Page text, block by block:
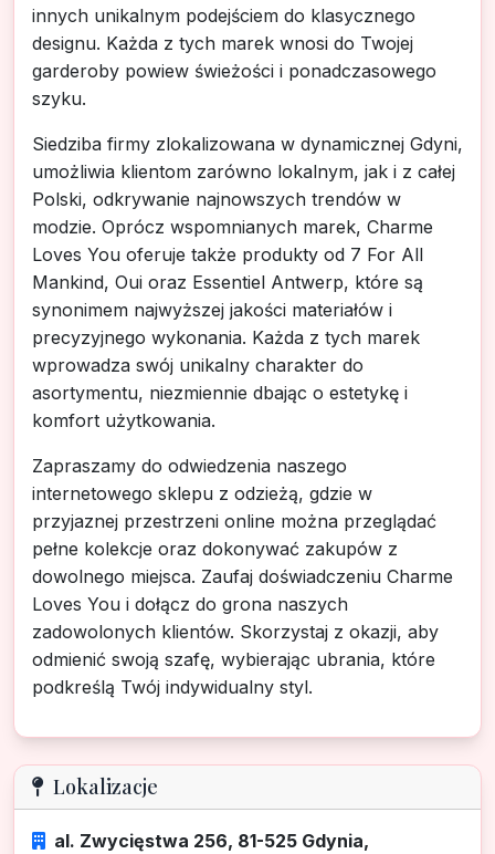
innych unikalnym podejściem do klasycznego
designu. Każda z tych marek wnosi do Twojej
garderoby powiew świeżości i ponadczasowego
szyku.
Siedziba firmy zlokalizowana w dynamicznej Gdyni,
umożliwia klientom zarówno lokalnym, jak i z całej
Polski, odkrywanie najnowszych trendów w
modzie. Oprócz wspomnianych marek, Charme
Loves You oferuje także produkty od 7 For All
Mankind, Oui oraz Essentiel Antwerp, które są
synonimem najwyższej jakości materiałów i
precyzyjnego wykonania. Każda z tych marek
wprowadza swój unikalny charakter do
asortymentu, niezmiennie dbając o estetykę i
komfort użytkowania.
Zapraszamy do odwiedzenia naszego
internetowego sklepu z odzieżą, gdzie w
przyjaznej przestrzeni online można przeglądać
pełne kolekcje oraz dokonywać zakupów z
dowolnego miejsca. Zaufaj doświadczeniu Charme
Loves You i dołącz do grona naszych
zadowolonych klientów. Skorzystaj z okazji, aby
odmienić swoją szafę, wybierając ubrania, które
podkreślą Twój indywidualny styl.
Lokalizacje
al. Zwycięstwa 256, 81-525 Gdynia,